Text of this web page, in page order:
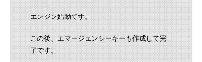
エンジン始動です。
この後、エマージェンシーキーも作成して完
了です。